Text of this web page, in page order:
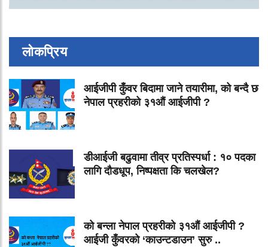
लोकप्रिय
आईजीपी कुँवर बिदामा जाने तयारीमा, को बन्दै छ
नेपाल प्रहरीको ३१औं आईजीपी ?
डीआईजी बढुवामा तीव्र प्रतिस्पर्धा : १० पदका
लागि दौडधूप, निष्पक्षता कि चलखेल?
को बन्ला नेपाल प्रहरीको ३१औं आईजीपी ?
आईजी कुँवरको ‘काउन्टडाउन’ सुरु ..